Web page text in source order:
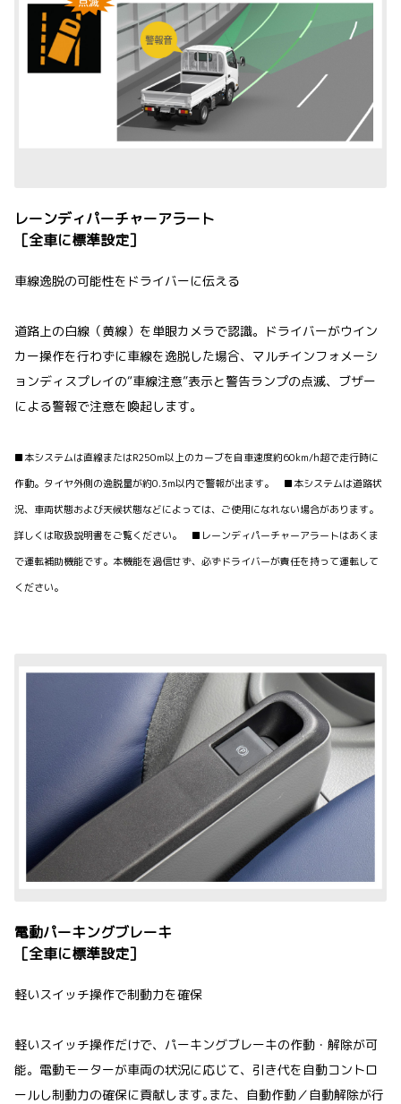
レーンディパーチャーアラート
［全車に標準設定］
車線逸脱の可能性をドライバーに伝える
道路上の白線（黄線）を単眼カメラで認識。ドライバーがウイン
カー操作を行わずに車線を逸脱した場合、マルチインフォメーシ
ョンディスプレイの“車線注意”表示と警告ランプの点滅、ブザー
による警報で注意を喚起します。
■本システムは直線またはR250m以上のカーブを自車速度約60km/h超で走行時に
作動。タイヤ外側の逸脱量が約0.3m以内で警報が出ます。 ■本システムは道路状
況、車両状態および天候状態などによっては、ご使用になれない場合があります。
詳しくは取扱説明書をご覧ください。 ■レーンディパーチャーアラートはあくま
で運転補助機能です。本機能を過信せず、必ずドライバーが責任を持って運転して
ください。
電動パーキングブレーキ
［全車に標準設定］
軽いスイッチ操作で制動力を確保
軽いスイッチ操作だけで、パーキングブレーキの作動・解除が可
能。電動モーターが車両の状況に応じて、引き代を自動コントロ
ールし制動力の確保に貢献します｡また、自動作動／自動解除が行